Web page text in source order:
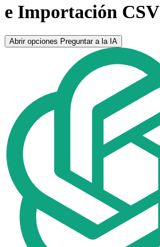
e Importación CSV
Abrir opciones Preguntar a la IA